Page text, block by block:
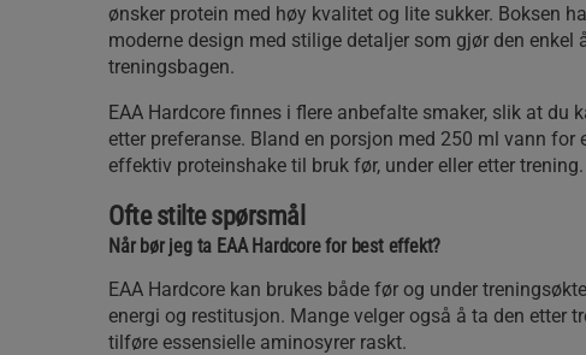
ønsker protein med høy kvalitet og lite sukker. Boksen
moderne design med stilige detaljer som gjør den enkel
treningsbagen.
EAA Hardcore finnes i flere anbefalte smaker, slik at du
etter preferanse. Bland en porsjon med 250 ml vann for
effektiv proteinshake til bruk før, under eller etter trening.
Ofte stilte spørsmål
Når bør jeg ta EAA Hardcore for best effekt?
EAA Hardcore kan brukes både før og under
energi og restitusjon. Mange velger også å ta den etter
tilføre essensielle aminosyrer raskt.